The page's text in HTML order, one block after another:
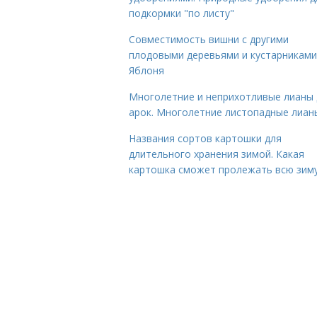
подкормки "по листу"
Совместимость вишни с другими
плодовыми деревьями и
Яблоня
Многолетние и неприхотливые лианы
арок. Многолетние листопадные
Названия сортов картошки для
длительного хранения зимой. Какая
картошка сможет пролежать всю